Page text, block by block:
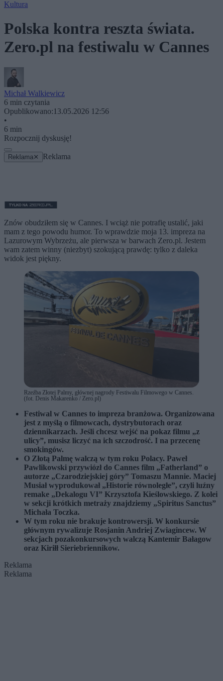
Kultura
Polska kontra reszta świata.
Zero.pl na festiwalu w Cannes
Michał Walkiewicz
6 min czytania
Opublikowano:13.05.2026 12:56
•
6 min
Rozpocznij dyskusję!
Reklama ✕ Reklama
Znów obudziłem się w Cannes. I wciąż nie potrafię ustalić, jaki
mam z tego powodu humor. To wprawdzie moja 13. impreza na
Lazurowym Wybrzeżu, ale pierwsza w barwach Zero.pl. Jestem
wam zatem winny (niezbyt) szokującą prawdę: tylko z daleka
widok jest piękny.
Rzeźba Złotej Palmy, głównej nagrody Festiwalu Filmowego w Cannes.
(fot. Denis Makarenko / Zero.pl)
Festiwal w Cannes to impreza branżowa. Organizowana
jest z myślą o filmowcach, dystrybutorach oraz
dziennikarzach. Jeśli chcesz wejść na pokaz filmu „z
ulicy”, musisz liczyć na ich szczodrość. I na przecenę
smokingów.
O Złotą Palmę walczą w tym roku Polacy. Paweł
Pawlikowski przywiózł do Cannes film „Fatherland” o
autorze „Czarodziejskiej góry” Tomaszu Mannie. Maciej
Musiał wyprodukował „Historie równoległe”, czyli luźny
remake „Dekalogu VI” Krzysztofa Kieślowskiego. Z kolei
w sekcji krótkich metraży znajdziemy „Spiritus Sanctus”
Michała Toczka.
W tym roku nie brakuje kontrowersji. W konkursie
głównym rywalizuje Rosjanin Andriej Zwiagincew. W
sekcjach pozakonkursowych walczą Kantemir Bałagow
oraz Kiriłł Sieriebriennikow.
Reklama
Reklama